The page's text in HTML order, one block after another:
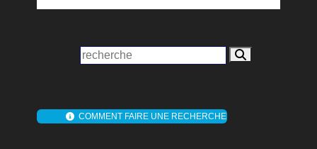
COMMENT FAIRE UNE RECHERCHE